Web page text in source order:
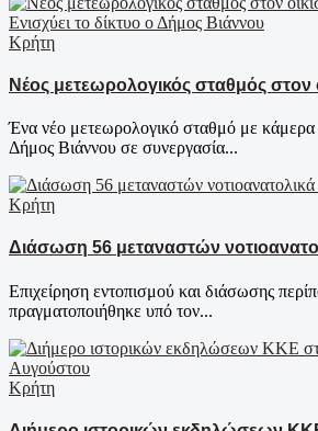
Κρήτη
Νέος μετεωρολογικός σταθμός στον
Ένα νέο μετεωρολογικό σταθμό με
Δήμος Βιάννου σε συνεργασία...
Κρήτη
Διάσωση 56 μεταναστών
Επιχείρηση εντοπισμού και διάσωσης
πραγματοποιήθηκε υπό τον...
Κρήτη